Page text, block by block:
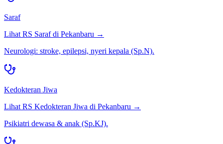
Saraf
Lihat RS Sarafdi Pekanbaru →
Neurologi: stroke, epilepsi, nyeri kepala (Sp.N).
Kedokteran Jiwa
Lihat RS Kedokteran Jiwa di Pekanbaru →
Psikiatri dewasa & anak (Sp.KJ).